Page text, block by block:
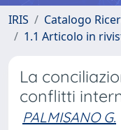
IRIS Catalogo
1.1 Articolo in
La
conflitti
PALMISANO G.